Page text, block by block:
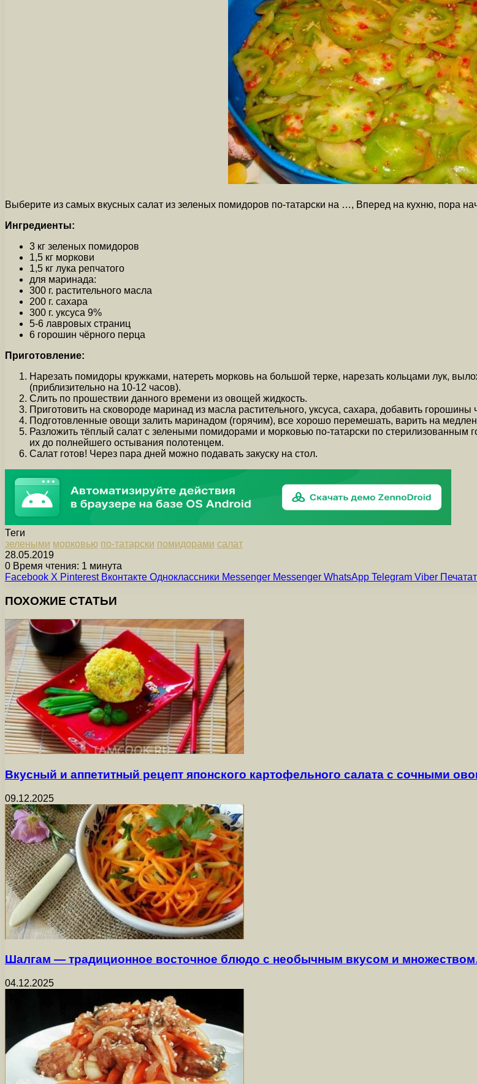
Выберите из самых вкусных салат из зеленых помидоров по-татарски на …, Вперед на кухню, пора
Ингредиенты:
3 кг зеленых помидоров
1,5 кг моркови
1,5 кг лука репчатого
для маринада:
300 г. растительного масла
200 г. сахара
300 г. уксуса 9%
5-6 лавровых страниц
6 горошин чёрного перца
Приготовление:
Нарезать помидоры кружками, натереть морковь на большой терке, нарезать кольцами лук,
(приблизительно на 10-12 часов).
Слить по прошествии данного времени из овощей жидкость.
Приготовить на сковороде маринад из масла растительного, уксуса, сахара, добавить
Подготовленные овощи залить маринадом (горячим), все хорошо перемешать, варить на
Разложить тёплый салат с зелеными помидорами и морковью по-татарски по стерилизованным
их до полнейшего остывания полотенцем.
Салат готов! Через пара дней можно подавать закуску на стол.
Теги
зелеными морковью по-татарски помидорами салат
28.05.2019
0 Время чтения: 1 минута
Facebook X Pinterest Вконтакте Одноклассники Messenger Messenger WhatsApp Telegram Viber
ПОХОЖИЕ СТАТЬИ
Вкусный и аппетитный рецепт японского картофельного салата с сочными
09.12.2025
Шалгам — традиционное восточное блюдо с необычным вкусом и
04.12.2025